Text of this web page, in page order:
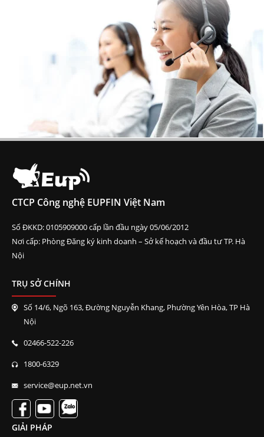
CTCP Công nghệ EUPFIN Việt Nam
Số ĐKKD: 0105909000 cấp lần đầu ngày 05/06/2012
Nơi cấp: Phòng Đăng ký kinh doanh – Sở kế hoạch và đầu tư TP. Hà
Nội
TRỤ SỞ CHÍNH
Số 14/6, Ngõ 163, Đường Nguyễn Khang, Phường Yên Hòa, TP Hà
Nội
02466-522-226
1800-6329
service@eup.net.vn
GIẢI PHÁP